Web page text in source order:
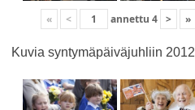
« < annettu 4 > »
Kuvia syntymäpäiväjuhliin 2012